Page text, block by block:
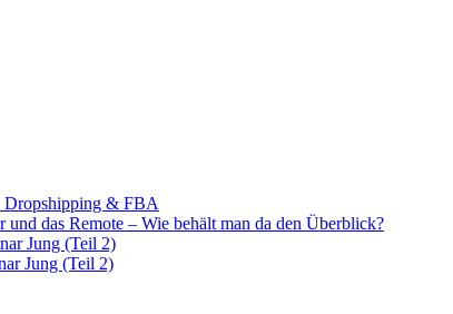
Dropshipping & FBA
das Remote – Wie behält man da den Überblick?
Jung (Teil 2)
Jung (Teil 2)